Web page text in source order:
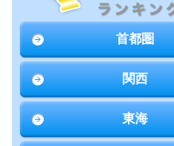
首都圏
関西
東海